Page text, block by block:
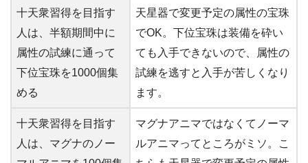
十天衆習得を目指す
人は、半額期間中に
属性の試練に通って
下位宝珠を1000個集
める
天星器で変更予定の属性の宝珠
でOK。下位宝珠は装備を砕い
ても入手できないので、属性の
試練を逃すと入手が苦しくなり
ます。
十天衆習得を目指す
人は、マグナのノー
マグナアニマではなくてノーマ
ルアニマってところがミソ。こ